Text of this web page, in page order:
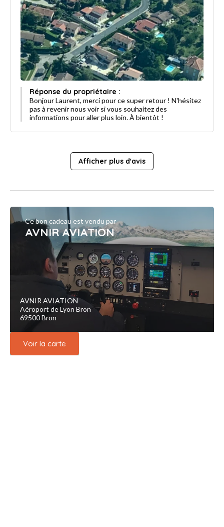
Réponse du propriétaire :
Bonjour Laurent, merci pour ce super retour ! N'hésitez
pas à revenir nous voir si vous souhaitez des
informations pour aller plus loin. À bientôt !
Afficher plus d'avis
Ce bon cadeau est vendu par
AVNIR AVIATION
AVNIR AVIATION
Aéroport de Lyon Bron
69500 Bron
Voir la carte